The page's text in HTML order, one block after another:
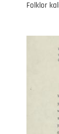
Folklor